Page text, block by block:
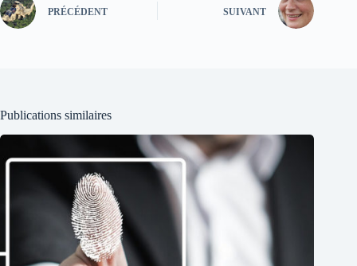
PRÉCÉDENT SUIVANT
Publications similaires